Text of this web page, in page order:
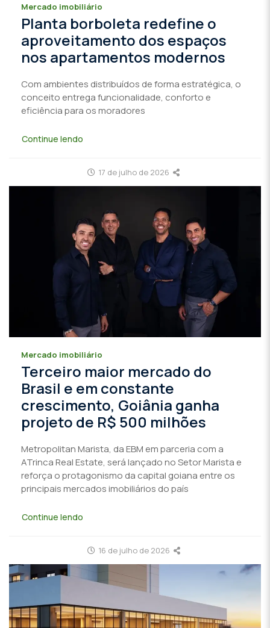
Mercado imobiliário
Planta borboleta redefine o
aproveitamento dos espaços
nos apartamentos modernos
Com ambientes distribuídos de forma estratégica, o
conceito entrega funcionalidade, conforto e
eficiência para os moradores
Continue lendo
17 de julho de 2026
Mercado imobiliário
Terceiro maior mercado do
Brasil e em constante
crescimento, Goiânia ganha
projeto de R$ 500 milhões
Metropolitan Marista, da EBM em parceria com a
ATrinca Real Estate, será lançado no Setor Marista e
reforça o protagonismo da capital goiana entre os
principais mercados imobiliários do país
Continue lendo
16 de julho de 2026